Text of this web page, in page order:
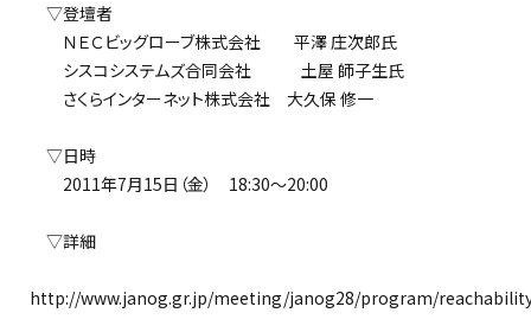
▽登壇者
ＮＥＣビッグローブ株式会社 平澤 庄次郎氏
シスコシステムズ合同会社 土屋 師子生氏
さくらインターネット株式会社 大久保 修一
▽日時
2011年7月15日（金） 18:30～20:00
▽詳細
http://www.janog.gr.jp/meeting/janog28/program/